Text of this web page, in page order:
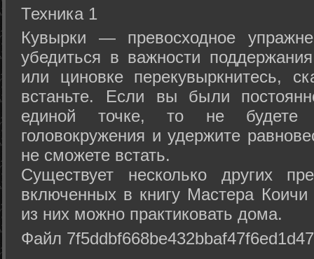
Техника 1
Кувырки — превосходное
убедиться в важности
или циновке перекувыркнитесь,
встаньте. Если вы были
единой точке, то не будете
головокружения и удержите
не сможете встать.
Существует несколько других
включенных в книгу Мастера
из них можно практиковать дома.
Файл